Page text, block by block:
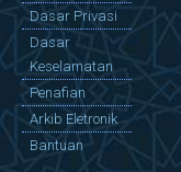
Dasar Privasi
Dasar
Keselamatan
Penafian
Arkib Eletronik
Bantuan